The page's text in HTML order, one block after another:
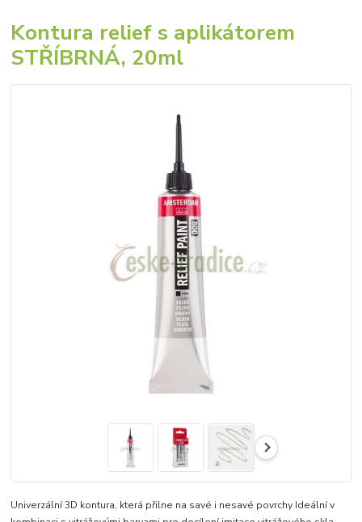
Kontura relief s aplikátorem
STŘÍBRNÁ, 20ml
Univerzální 3D kontura, která přilne na savé i nesavé povrchy Ideální v